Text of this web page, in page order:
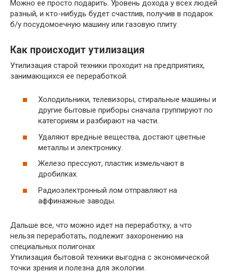
Можно ее просто подарить. Уровень дохода у всех людей
разный, и кто-нибудь будет счастлив, получив в подарок
б/у посудомоечную машину или газовую плиту.
Как происходит утилизация
Утилизация старой техники проходит на предприятиях,
занимающихся ее переработкой.
Холодильники, телевизоры, стиральные машины и
другие бытовые приборы сначала группируют по
категориям и разбирают на части.
Удаляют вредные вещества, достают цветные
металлы и электронику.
Железо прессуют, пластик измельчают в
дробилках.
Радиоэлектронный лом отправляют на
аффинажные заводы.
Дальше все, что можно идет на переработку, а что
нельзя переработать, подлежит захоронению на
специальных полигонах
Утилизация бытовой техники выгодна с экономической
точки зрения и полезна для экологии.